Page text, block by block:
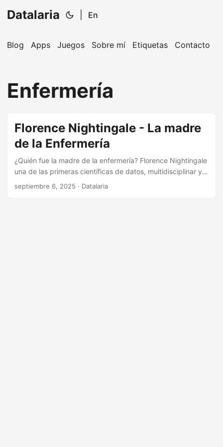
Datalaria En
Blog Apps Juegos Sobre mí Etiquetas Contacto
Enfermería
Florence Nightingale - La madre
de la Enfermería
¿Quién fue la madre de la enfermería? Florence Nightingale
una de las primeras científicas de datos, multidisciplinar y
un referente para nuestros días
septiembre 6, 2025 · Datalaria
¡Hola! Soy tu asistente de Operations Engineering.